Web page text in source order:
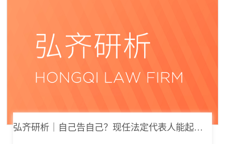
弘齐研析｜自己告自己？现任法定代表人能起诉公司索要劳动报酬吗？